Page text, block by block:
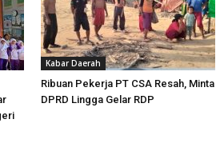
Kabar Daerah
Ribuan Pekerja PT CSA Resah, Minta
DPRD Lingga Gelar RDP